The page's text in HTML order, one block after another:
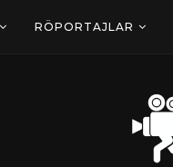
RÖPORTAJLAR